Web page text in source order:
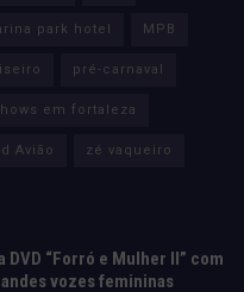
park hotel MPB
pré-carnaval
em fortaleza
Avião zé vaqueiro
“Forró e Mulher II” com
vozes femininas